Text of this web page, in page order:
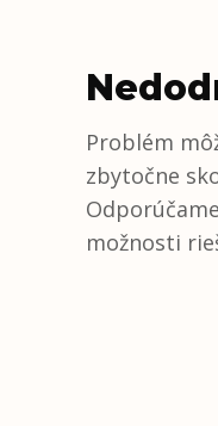
Problém
zbytočne
možnosti